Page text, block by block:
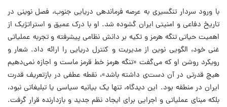
با ورود سردار تنگسیری به عرصه فرماندهی دریایی جنوب، فصل نوینی در
تاریخ دفاعی و امنیتی ایران گشوده شد. او با درک عمیق و استراتژیک از
اهمیت حیاتی تنگه هرمز و تکیه بر دانش نظامی پیشرفته و تجربه عملیاتی
غنی خود، الگویی نوین از مدیریت و کنترل دریایی را ارائه داد. شعار و
رویکرد روشن او که می‌گفت «تنگه هرمز خط قرمز ماست و اجازه نمی‌دهیم
هیچ قدرتی در آن دست‌ی داشته باشد»، نقطه عطفی در بازتعریف قدرت
ایران در منطقه بود. این دیدگاه، تنها یک بیانیه سیاسی یا تبلیغاتی نبود،
بلکه مبنای عملیاتی و اجرایی برای ایجاد نظم جدید و بازدارنده قرار گرفت.